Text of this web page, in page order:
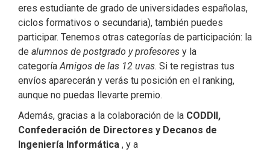
eres estudiante de grado de universidades españolas,
ciclos formativos o secundaria), también puedes
participar. Tenemos otras categorías de participación: la
de alumnos de postgrado y profesores y la
categoríaAmigos de las 12 uvas. Si te registras tus
envíos aparecerán y verás tu posición en el ranking,
aunque no puedas llevarte premio.
Además, gracias a la colaboración de la CODDII,
Confederación de Directores y Decanos de
Ingeniería Informática , y a